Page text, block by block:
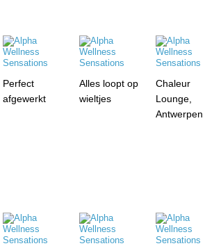
Perfect
afgewerkt
Alles loopt op
wieltjes
Chaleur
Lounge,
Antwerpen